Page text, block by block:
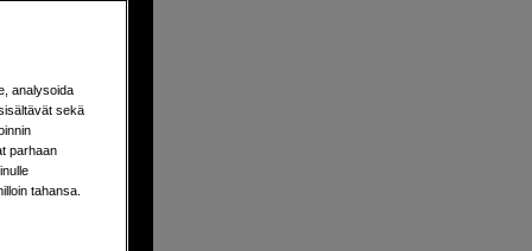
analysoida
sekä
parhaan
tahansa.